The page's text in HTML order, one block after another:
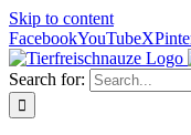
Skip to content
FacebookYouTubeX
Search for: